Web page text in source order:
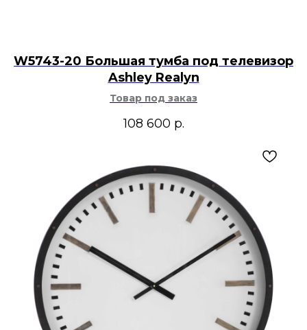
W5743-20 Большая тумба под телевизор
Ashley Realyn
Товар под заказ
108 600 р.